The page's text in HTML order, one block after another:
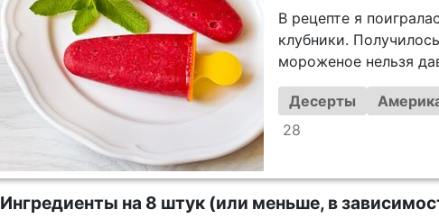
В рецепте я
клубники.
мороженое нельзя
Десерты
28
Ингредиенты на 8 штук (или меньше, в